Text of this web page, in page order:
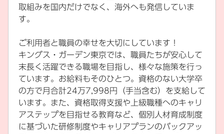
取組みを国内だけでなく、海外へも発信していま
す。
ご利用者と職員の幸せを大切にしています！
キングス・ガーデン東京では、職員たちが安心して
末長く活躍できる職場を目指し、様々な施策を行っ
ています。お給料もそのひとつ。資格のない大学卒
の方で月合計24万7,998円（手当含む）を支給して
います。また、資格取得支援や上級職種へのキャリ
アステップを目指せる教育など、個別人材育成制度
に基づいた研修制度やキャリアプランのバックアッ